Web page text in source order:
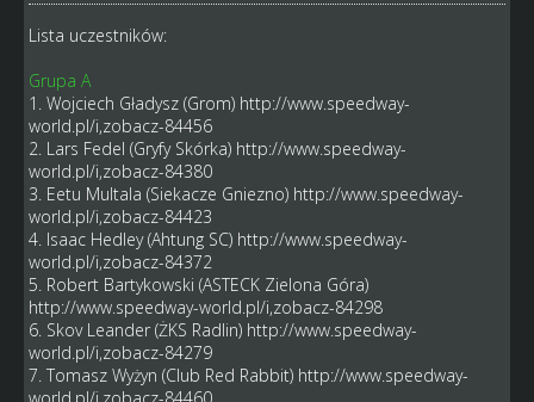
Lista uczestników:
Grupa A
1. Wojciech Gładysz (Grom) http://www.speedway-
world.pl/i,zobacz-84456
2. Lars Fedel (Gryfy Skórka) http://www.speedway-
world.pl/i,zobacz-84380
3. Eetu Multala (Siekacze Gniezno) http://www.speedway-
world.pl/i,zobacz-84423
4. Isaac Hedley (Ahtung SC) http://www.speedway-
world.pl/i,zobacz-84372
5. Robert Bartykowski (ASTECK Zielona Góra)
http://www.speedway-world.pl/i,zobacz-84298
6. Skov Leander (ŻKS Radlin) http://www.speedway-
world.pl/i,zobacz-84279
7. Tomasz Wyżyn (Club Red Rabbit) http://www.speedway-